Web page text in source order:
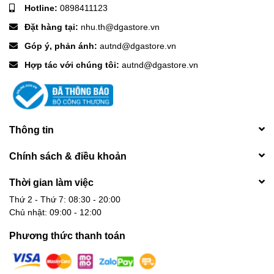
Hotline: 0898411123
Đặt hàng tại: nhu.th@dgastore.vn
Góp ý, phản ánh: autnd@dgastore.vn
Hợp tác với chúng tôi: autnd@dgastore.vn
Thông tin
Chính sách & điều khoản
Thời gian làm việc
Thứ 2 - Thứ 7: 08:30 - 20:00
Chủ nhật: 09:00 - 12:00
Phương thức thanh toán